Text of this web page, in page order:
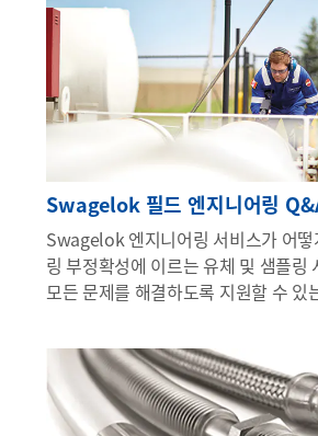
Swagelok 필드 엔지니어링
Swagelok 엔지니어링 서비스가 어떻
링 부정확성에 이르는 유체 및 샘플링
모든 문제를 해결하도록 지원할 수 있